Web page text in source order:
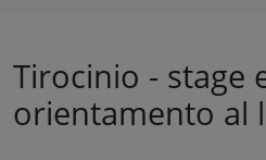
Tirocinio - stage
orientamento al